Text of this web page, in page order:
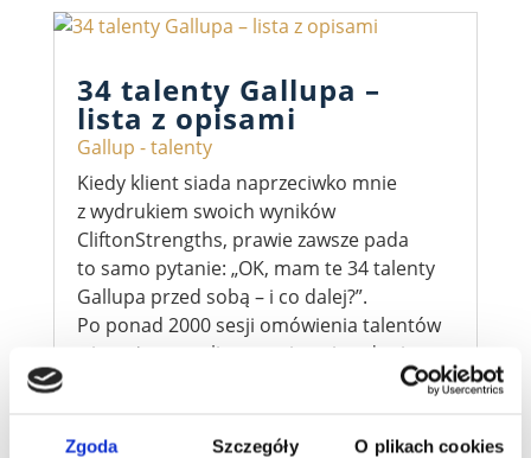
Zgoda Szczegóły O plikach cookies
34 talenty Gallupa –
lista z opisami
Gallup - talenty
Kiedy klient siada naprzeciwko mnie
z wydrukiem swoich wyników
CliftonStrengths, prawie zawsze pada
to samo pytanie: „OK, mam te 34 talenty
Gallupa przed sobą – i co dalej?”.
Po ponad 2000 sesji omówienia talentów
wiem, że sama lista z opisami to dopiero